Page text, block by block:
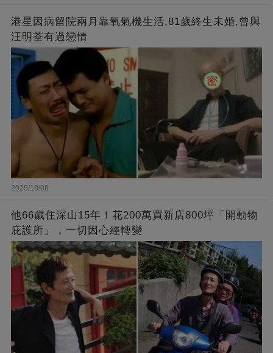
港星因病留院兩月靠氧氣機生活,81歲終生未婚,曾與
汪明荃有過戀情
2025/10/08
他66歲住深山15年！花200萬買新店800坪「開動物
庇護所」，一切因心經轉變